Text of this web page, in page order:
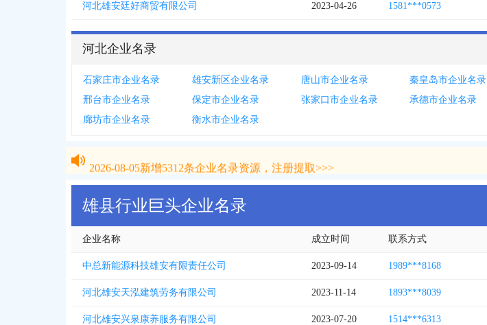
河北雄安廷好商贸有限公司 2023-04-26 1581***0573
河北企业名录
石家庄市企业名录 雄安新区企业名录 唐山市企业名录 秦皇岛市企业名录
邢台市企业名录
保定市企业名录 张家口市企业名录 承德市企业名录
廊坊市企业名录
衡水市企业名录
2026-08-05新增5312条企业名录资源，注册提取>>>
雄县行业巨头企业名录
企业名称 成立时间 联系方式
中总新能源科技雄安有限责任公司 2023-09-14 1989***8168
河北雄安天泓建筑劳务有限公司 2023-11-14 1893***8039
河北雄安兴泉康养服务有限公司 2023-07-20 1514***6313